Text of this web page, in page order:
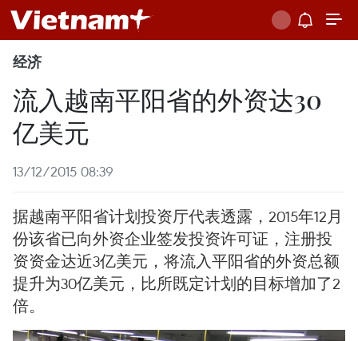
经济
流入越南平阳省的外资达30
亿美元
13/12/2015 08:39
据越南平阳省计划投资厅代表透露，2015年12月
份该省已向外资企业签发投资许可证，注册投
资资金达近3亿美元，将流入平阳省的外资总额
提升为30亿美元，比所既定计划的目标增加了2
倍。